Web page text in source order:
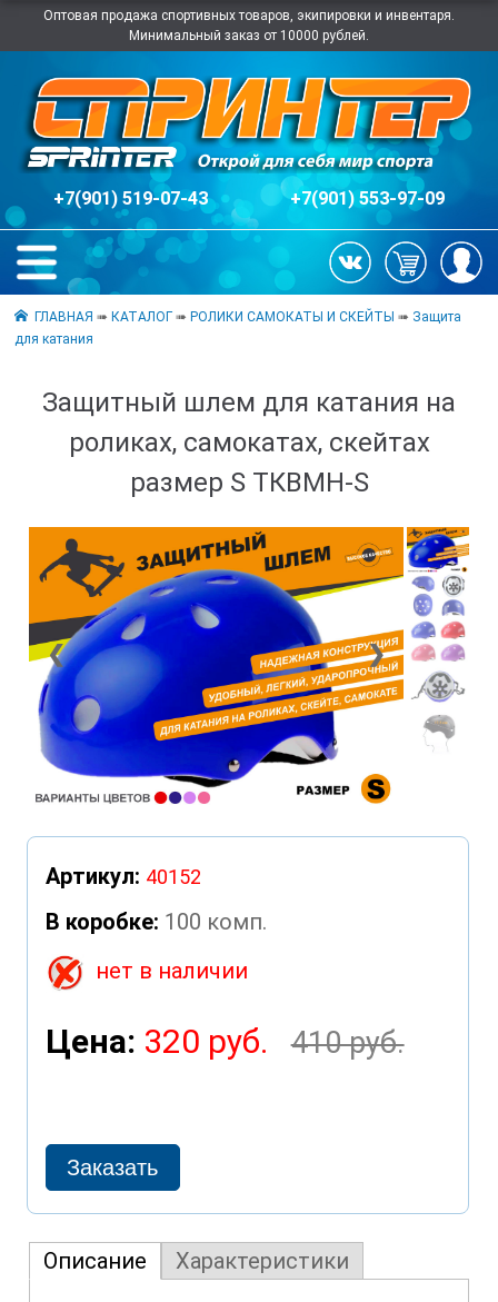
Оптовая продажа спортивных товаров, экипировки и инвентаря.
Минимальный заказ от 10000 рублей.
+7(901) 519-07-43 +7(901) 553-97-09
ГЛАВНАЯ ➠КАТАЛОГ ➠РОЛИКИ САМОКАТЫ И СКЕЙТЫ ➠ Защита
для катания
Защитный шлем для катания на
роликах, самокатах, скейтах
размер S ТКВМН-S
❮ ❯
Артикул: 40152
В коробке: 100 комп.
нет в наличии
Цена: 320 руб. 410 руб.
Описание Характеристики